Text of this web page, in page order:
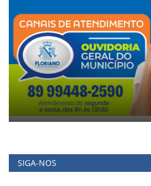
SIGA-NOS